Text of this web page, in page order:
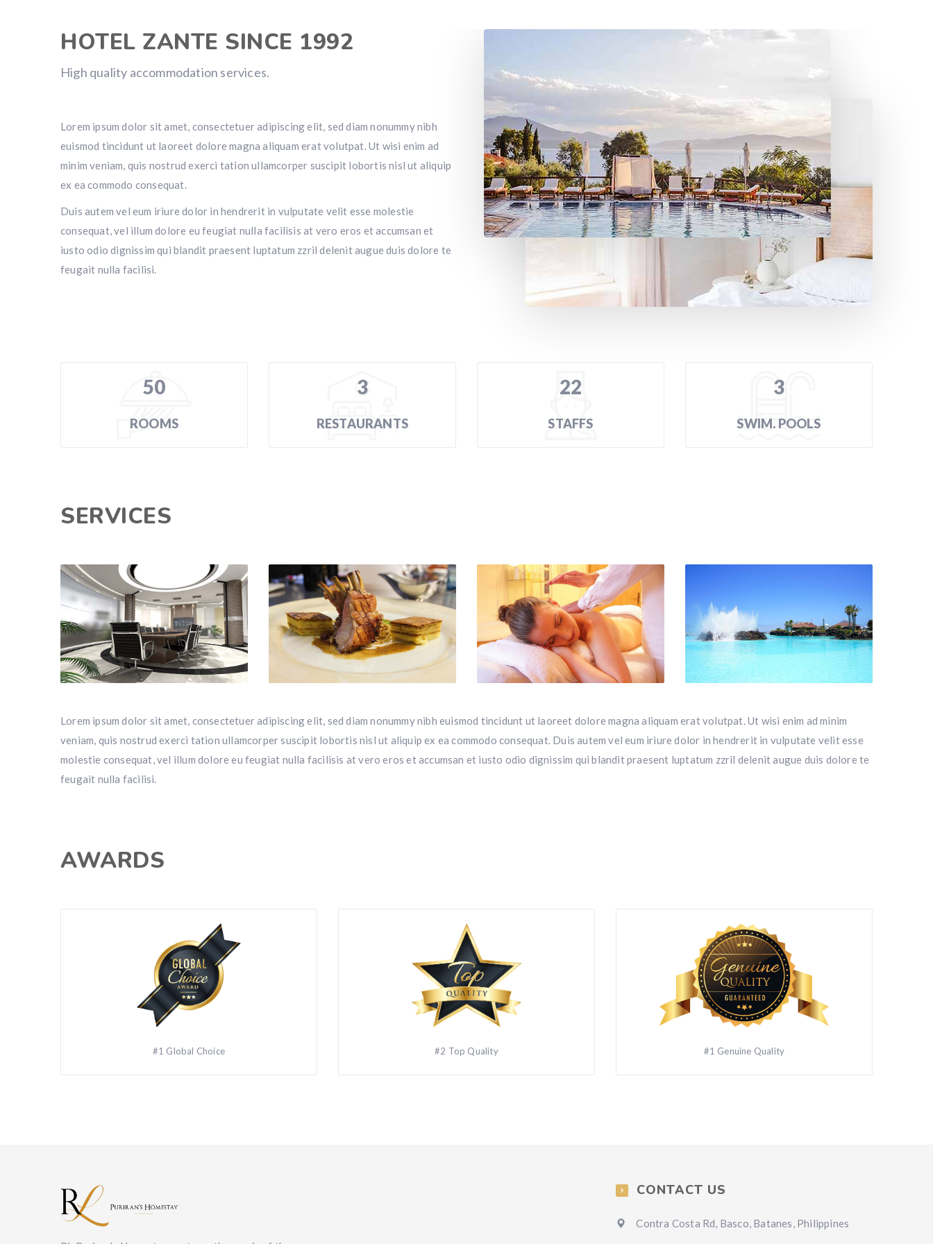
HOTEL ZANTE SINCE 1992
High quality accommodation services.
Lorem ipsum dolor sit amet, consectetuer adipiscing elit, sed diam nonummy nibh
euismod tincidunt ut laoreet dolore magna aliquam erat volutpat. Ut wisi enim ad
minim veniam, quis nostrud exerci tation ullamcorper suscipit lobortis nisl ut aliquip
ex ea commodo consequat.
Duis autem vel eum iriure dolor in hendrerit in vulputate velit esse molestie
consequat, vel illum dolore eu feugiat nulla facilisis at vero eros et accumsan et
iusto odio dignissim qui blandit praesent luptatum zzril delenit augue duis dolore te
feugait nulla facilisi.
50
ROOMS
3
RESTAURANTS
22
STAFFS
3
SWIM. POOLS
SERVICES
Lorem ipsum dolor sit amet, consectetuer adipiscing elit, sed diam nonummy nibh euismod tincidunt ut laoreet dolore magna aliquam erat volutpat. Ut wisi enim ad minim
veniam, quis nostrud exerci tation ullamcorper suscipit lobortis nisl ut aliquip ex ea commodo consequat. Duis autem vel eum iriure dolor in hendrerit in vulputate velit esse
molestie consequat, vel illum dolore eu feugiat nulla facilisis at vero eros et accumsan et iusto odio dignissim qui blandit praesent luptatum zzril delenit augue duis dolore te
feugait nulla facilisi.
AWARDS
#1 Global Choice #2 Top Quality #1 Genuine Quality
CONTACT US
Contra Costa Rd, Basco, Batanes, Philippines